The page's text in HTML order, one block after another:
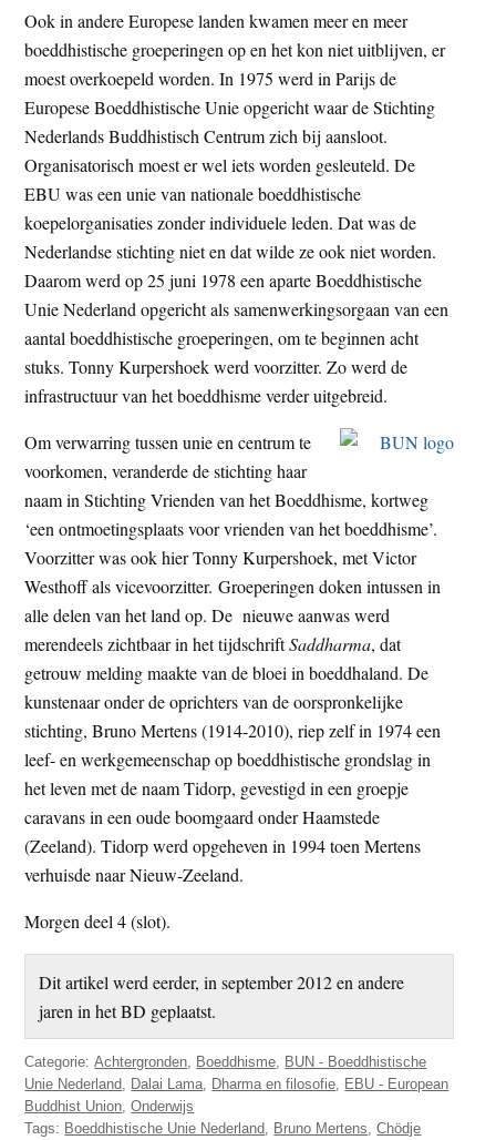
Ook in andere Europese landen kwamen meer en meer
boeddhistische groeperingen op en het kon niet uitblijven, er
moest overkoepeld worden. In 1975 werd in Parijs de
Europese Boeddhistische Unie opgericht waar de Stichting
Nederlands Buddhistisch Centrum zich bij aansloot.
Organisatorisch moest er wel iets worden gesleuteld. De
EBU was een unie van nationale boeddhistische
koepelorganisaties zonder individuele leden. Dat was de
Nederlandse stichting niet en dat wilde ze ook niet worden.
Daarom werd op 25 juni 1978 een aparte Boeddhistische
Unie Nederland opgericht als samenwerkingsorgaan van een
aantal boeddhistische groeperingen, om te beginnen acht
stuks. Tonny Kurpershoek werd voorzitter. Zo werd de
infrastructuur van het boeddhisme verder uitgebreid.
Om verwarring tussen unie en centrum te
voorkomen, veranderde de stichting haar
naam in Stichting Vrienden van het Boeddhisme, kortweg
‘een ontmoetingsplaats voor vrienden van het boeddhisme’.
Voorzitter was ook hier Tonny Kurpershoek, met Victor
Westhoff als vicevoorzitter. Groeperingen doken intussen in
alle delen van het land op. De nieuwe aanwas werd
merendeels zichtbaar in het tijdschriftSaddharma, dat
getrouw melding maakte van de bloei in boeddhaland. De
kunstenaar onder de oprichters van de oorspronkelijke
stichting, Bruno Mertens (1914-2010), riep zelf in 1974 een
leef- en werkgemeenschap op boeddhistische grondslag in
het leven met de naam Tidorp, gevestigd in een groepje
caravans in een oude boomgaard onder Haamstede
(Zeeland). Tidorp werd opgeheven in 1994 toen Mertens
verhuisde naar Nieuw-Zeeland.
Morgen deel 4 (slot).
Dit artikel werd eerder, in september 2012 en andere
jaren in het BD geplaatst.
Categorie:Achtergronden Boeddhisme
BUN - Boeddhistische
Unie Nederland
Dalai Lama Dharma en filosofie
EBU - European
Buddhist Union ,Onderwijs
Tags: Boeddhistische Unie Nederland Bruno Mertens ,Chödje